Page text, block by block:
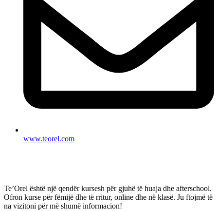
www.teorel.com
Te’Orel është një qendër kursesh për gjuhë të huaja dhe afterschool.
Ofron kurse për fëmijë dhe të rritur, online dhe në klasë. Ju ftojmë të
na vizitoni për më shumë informacion!